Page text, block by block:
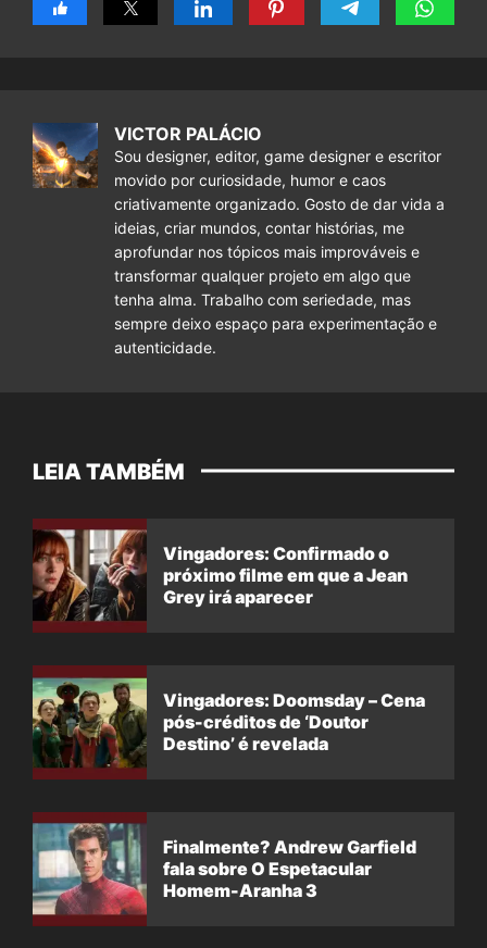
VICTOR PALÁCIO
Sou designer, editor, game designer e escritor
movido por curiosidade, humor e caos
criativamente organizado. Gosto de dar vida a
ideias, criar mundos, contar histórias, me
aprofundar nos tópicos mais improváveis e
transformar qualquer projeto em algo que
tenha alma. Trabalho com seriedade, mas
sempre deixo espaço para experimentação e
autenticidade.
LEIA TAMBÉM
Vingadores: Confirmado o
próximo filme em que a Jean
Grey irá aparecer
Vingadores: Doomsday – Cena
pós-créditos de ‘Doutor
Destino’ é revelada
Finalmente? Andrew Garfield
fala sobre O Espetacular
Homem-Aranha 3